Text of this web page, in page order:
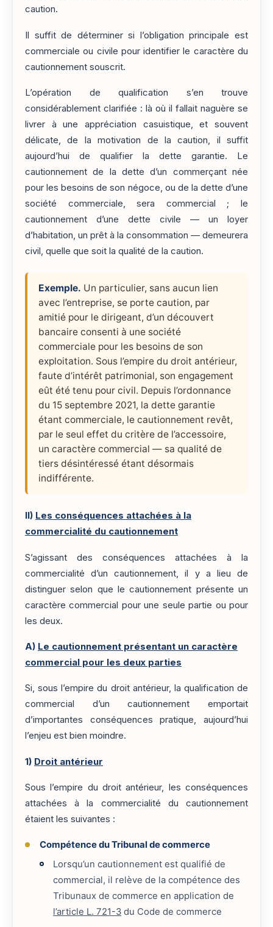
caution.
Il suffit de déterminer si l’obligation principale est
commerciale ou civile pour identifier le caractère du
cautionnement souscrit.
L’opération de qualification s’en trouve
considérablement clarifiée : là où il fallait naguère se
livrer à une appréciation casuistique, et souvent
délicate, de la motivation de la caution, il suffit
aujourd’hui de qualifier la dette garantie. Le
cautionnement de la dette d’un commerçant née
pour les besoins de son négoce, ou de la dette d’une
société commerciale, sera commercial ; le
cautionnement d’une dette civile — un loyer
d’habitation, un prêt à la consommation — demeurera
civil, quelle que soit la qualité de la caution.
Exemple. Un particulier, sans aucun lien
avec l’entreprise, se porte caution, par
amitié pour le dirigeant, d’un découvert
bancaire consenti à une société
commerciale pour les besoins de son
exploitation. Sous l’empire du droit antérieur,
faute d’intérêt patrimonial, son engagement
eût été tenu pour civil. Depuis l’ordonnance
du 15 septembre 2021, la dette garantie
étant commerciale, le cautionnement revêt,
par le seul effet du critère de l’accessoire,
un caractère commercial — sa qualité de
tiers désintéressé étant désormais
indifférente.
II) Les conséquences attachées à la
commercialité du cautionnement
S’agissant des conséquences attachées à la
commercialité d’un cautionnement, il y a lieu de
distinguer selon que le cautionnement présente un
caractère commercial pour une seule partie ou pour
les deux.
A) Le cautionnement présentant un caractère
commercial pour les deux parties
Si, sous l’empire du droit antérieur, la qualification de
commercial d’un cautionnement emportait
d’importantes conséquences pratique, aujourd’hui
l’enjeu est bien moindre.
1) Droit antérieur
Sous l’empire du droit antérieur, les conséquences
attachées à la commercialité du cautionnement
étaient les suivantes :
Compétence du Tribunal de commerce
Lorsqu’un cautionnement est qualifié de
commercial, il relève de la compétence des
Tribunaux de commerce en application de
l’article L. 721-3 du Code de commerce